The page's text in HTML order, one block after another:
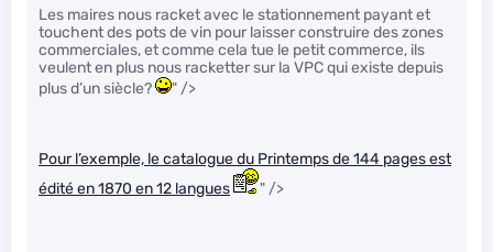
Les maires nous racket avec le stationnement payant et
touchent des pots de vin pour laisser construire des zones
commerciales, et comme cela tue le petit commerce, ils
veulent en plus nous racketter sur la VPC qui existe depuis
plus d’un siècle?
" />
Pour l’exemple, le catalogue du Printemps de 144 pages est
édité en 1870 en 12 langues
" />